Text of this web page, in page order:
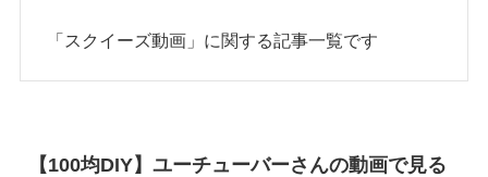
「スクイーズ動画」に関する記事一覧です
【100均DIY】ユーチューバーさんの動画で見る